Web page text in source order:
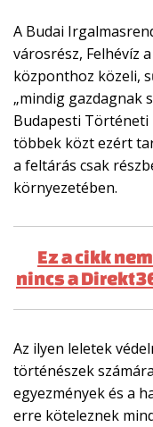
A Budai
városrész, Felhévíz
központhoz közeli,
„mindig gazdagnak
Budapesti
többek közt ezért
a feltárás csak
környezetében.
Ez a cikk
nincs a
Az ilyen leletek
történészek
egyezmények és a
erre köteleznek